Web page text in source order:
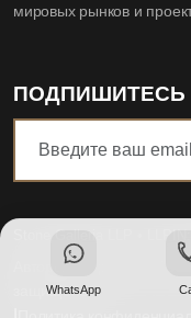
мировых рынков и
ПОДПИШИТЕСЬ
Авторское право ©
защищены
WhatsApp